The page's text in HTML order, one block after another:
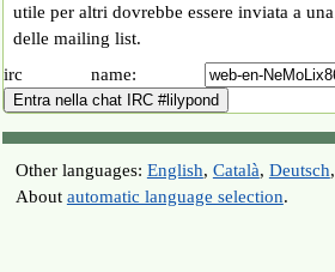
utile per altri dovrebbe essere inviata a una
delle mailing list.
irc name:
Other languages: English, Català, Deutsch,
About automatic language selection.